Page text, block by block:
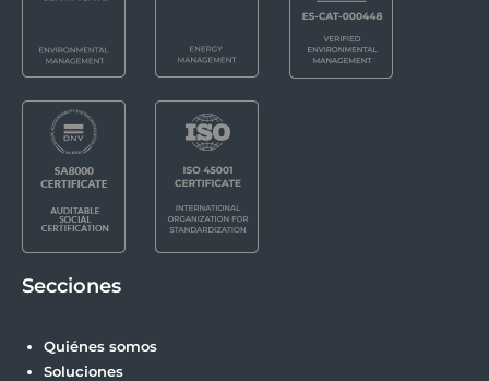
Secciones
Quiénes somos
Soluciones